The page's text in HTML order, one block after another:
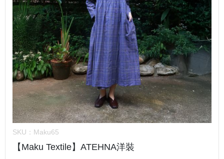
SKU： Maku65
【Maku Textile】ATEHNA洋裝